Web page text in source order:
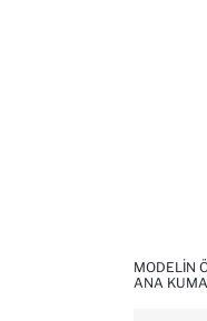
MODELIN
ANA